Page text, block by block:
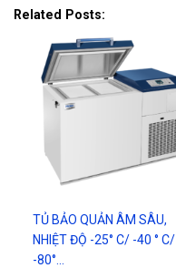
Related Posts:
TỦ BẢO QUẢN ÂM SÂU,
NHIỆT ĐỘ -25° C/ -40 ° C/
-80°…